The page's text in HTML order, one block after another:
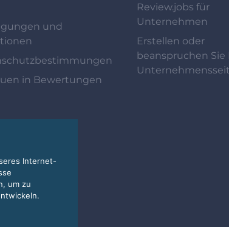
Internet-
um zu
und
in Bewertungen
Review.jobs für
Unternehmen
Erstellen oder
beanspruchen Sie